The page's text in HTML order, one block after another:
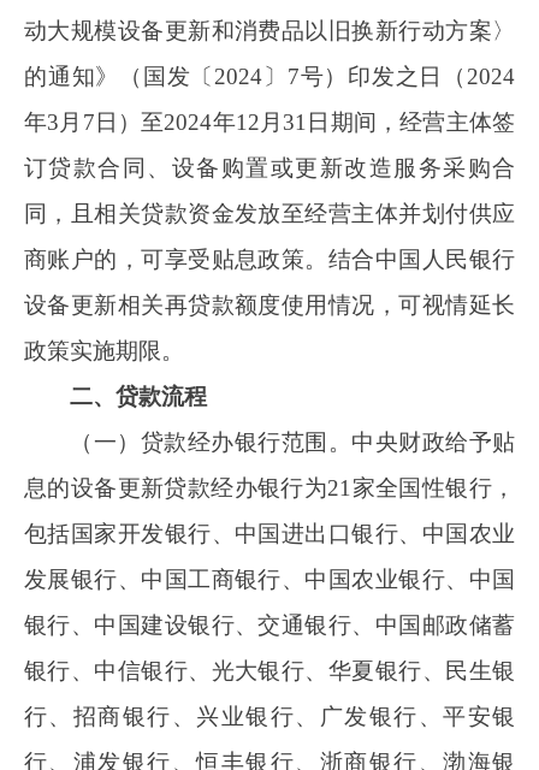
发展银行、中国工商银行、中国农业银行、中国
银行、中国建设银行、交通银行、中国邮政储蓄
银行、中信银行、光大银行、华夏银行、民生银
行、浦发银行、恒丰银行、浙商银行、渤海银
行。
（二）贷款申请。经营主体实施设备更新，
凡纳入相关部门确定的备选项目清单的，可向所
在地的相关经办银行提出设备更新贷款申请，并
（三）贷款审核和发放。经办银行参考相关
部门确定的备选项目清单，按照市场化原则审
核、审批经营主体的贷款申请，自主决策是否发
放贷款及发放贷款条件，对符合条件的申请及时
审批放款。
（一）预拨贴息资金。贷款贴息资金实行 “两
个预拨”机制。财政部向各省、自治区、直辖市、
计划单列市和新疆生产建设兵团财政部门（以下
统称省级财政部门）提前预拨转移支付资金用于